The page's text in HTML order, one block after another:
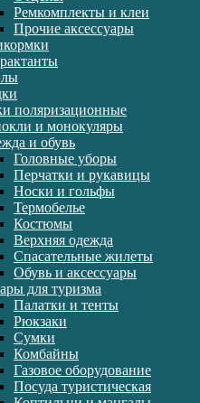
Ремкомплекты и клеи
Прочие аксессуары
поляризационные
и монокуляры
и обувь
Головные уборы
Перчатки и рукавицы
Носки и гольфы
Термобелье
Костюмы
Верхняя одежда
Спасательные жилеты
Обувь и аксессуары
для туризма
Палатки и тенты
Рюкзаки
Сумки
Комбайны
Газовое оборудование
Посуда туристическая